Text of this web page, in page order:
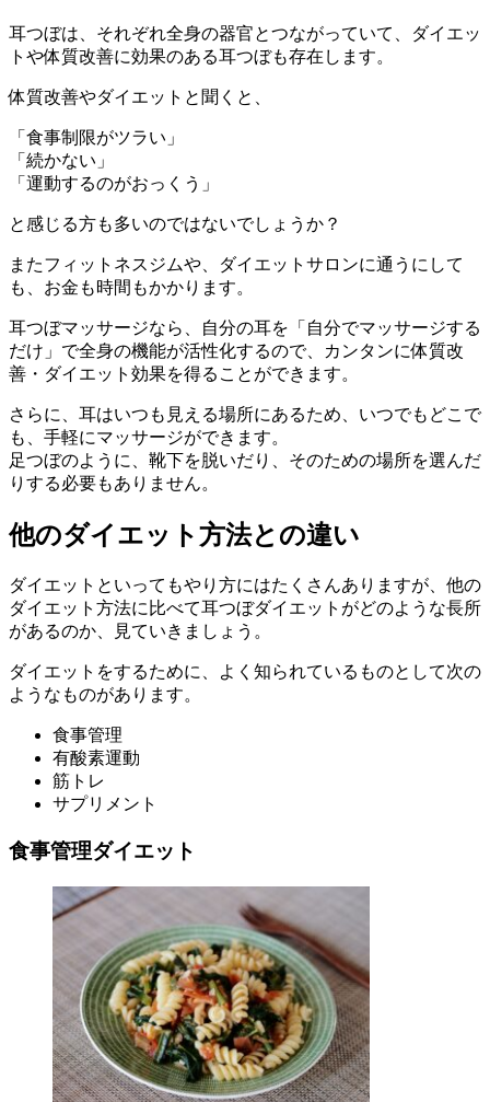
耳つぼは、それぞれ全身の器官とつながっていて、ダイエッ
トや体質改善に効果のある耳つぼも存在します。
体質改善やダイエットと聞くと、
「食事制限がツラい」
「続かない」
「運動するのがおっくう」
と感じる方も多いのではないでしょうか？
またフィットネスジムや、ダイエットサロンに通うにして
も、お金も時間もかかります。
耳つぼマッサージなら、自分の耳を「自分でマッサージする
だけ」で全身の機能が活性化するので、カンタンに体質改
善・ダイエット効果を得ることができます。
さらに、耳はいつも見える場所にあるため、いつでもどこで
も、手軽にマッサージができます。
足つぼのように、靴下を脱いだり、そのための場所を選んだ
りする必要もありません。
他のダイエット方法との違い
ダイエットといってもやり方にはたくさんありますが、他の
ダイエット方法に比べて耳つぼダイエットがどのような長所
があるのか、見ていきましょう。
ダイエットをするために、よく知られているものとして次の
ようなものがあります。
食事管理
有酸素運動
筋トレ
サプリメント
食事管理ダイエット